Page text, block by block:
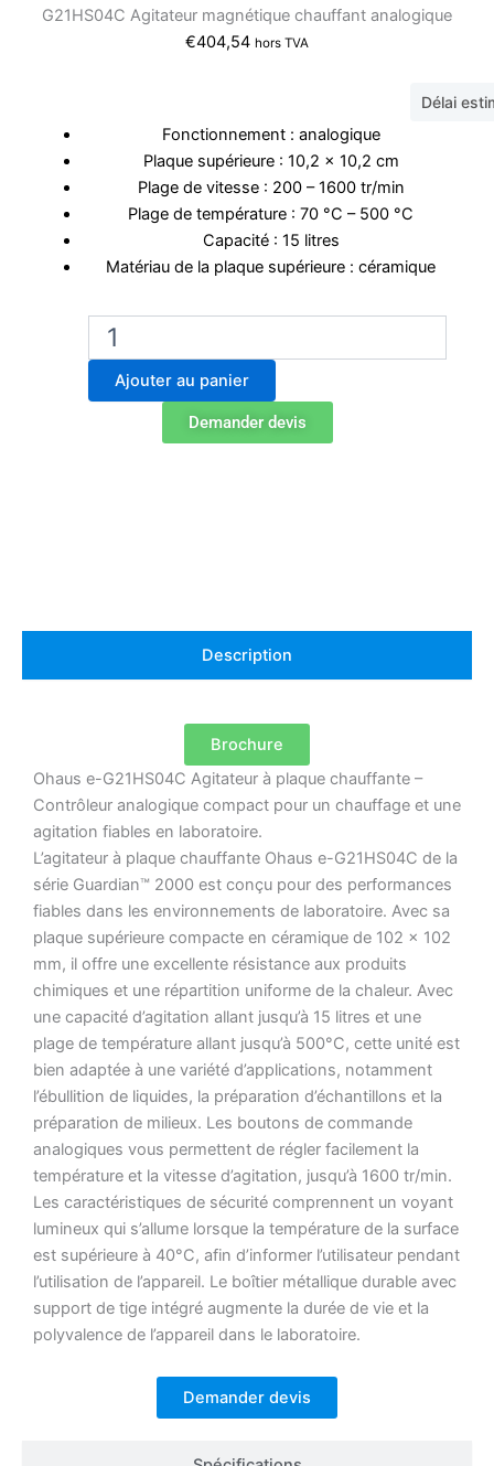
G21HS04C Agitateur magnétique chauffant analogique
€404,54 hors TVA
Délai
Fonctionnement : analogique
Plaque supérieure : 10,2 × 10,2 cm
Plage de vitesse : 200 – 1600 tr/min
Plage de température : 70 °C – 500 °C
Capacité : 15 litres
Matériau de la plaque supérieure : céramique
quantité
Ohaus
Ajouter au panier
Demander devis
Description
Brochure
Ohaus e-G21HS04C Agitateur à plaque chauffante –
Contrôleur analogique compact pour un chauffage et une
agitation fiables en laboratoire.
L’agitateur à plaque chauffante Ohaus e-G21HS04C de la
série Guardian™ 2000 est conçu pour des performances
fiables dans les environnements de laboratoire. Avec sa
plaque supérieure compacte en céramique de 102 x 102
mm, il offre une excellente résistance aux produits
chimiques et une répartition uniforme de la chaleur. Avec
une capacité d’agitation allant jusqu’à 15 litres et une
plage de température allant jusqu’à 500°C, cette unité est
bien adaptée à une variété d’applications, notamment
l’ébullition de liquides, la préparation d’échantillons et la
préparation de milieux. Les boutons de commande
analogiques vous permettent de régler facilement la
température et la vitesse d’agitation, jusqu’à 1600 tr/min.
Les caractéristiques de sécurité comprennent un voyant
lumineux qui s’allume lorsque la température de la surface
est supérieure à 40°C, afin d’informer l’utilisateur pendant
l’utilisation de l’appareil. Le boîtier métallique durable avec
support de tige intégré augmente la durée de vie et la
polyvalence de l’appareil dans le laboratoire.
Demander devis